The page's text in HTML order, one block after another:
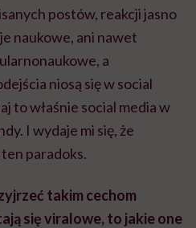
postów, reakcji jasno
naukowe, ani nawet
a
niosą się w social
to właśnie social media w
I wydaje mi się, że
paradoks.
takim cechom
się viralowe, to jakie one